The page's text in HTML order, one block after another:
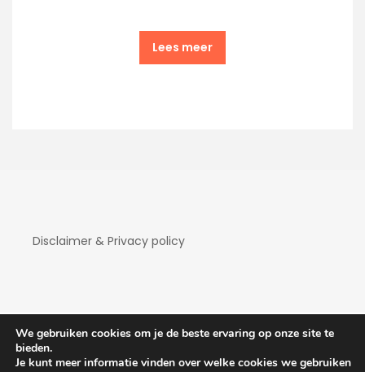
Lees meer
Disclaimer & Privacy policy
Copyright Hotelaanbiedingen 2026| Theme by
We gebruiken cookies om je de beste ervaring op onze site te
bieden.
Je kunt meer informatie vinden over welke cookies we gebruiken